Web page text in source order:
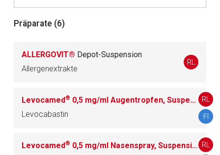
Präparate (6)
ALLERGOVIT® Depot-Suspension
Allergenextrakte
RL
Levocamed® 0,5 mg/ml Augentropfen, Suspension
Levocabastin
RL
FI
Levocamed® 0,5 mg/ml Nasenspray, Suspension RL
Seite. Für die Inhalte der externen Web-Seite ist deren
Betreiber verantwortlich. Ebenso gelten dort ggf. andere
Datenschutzbestimmungen.
Zurück zur rote-liste.de Zur Seite